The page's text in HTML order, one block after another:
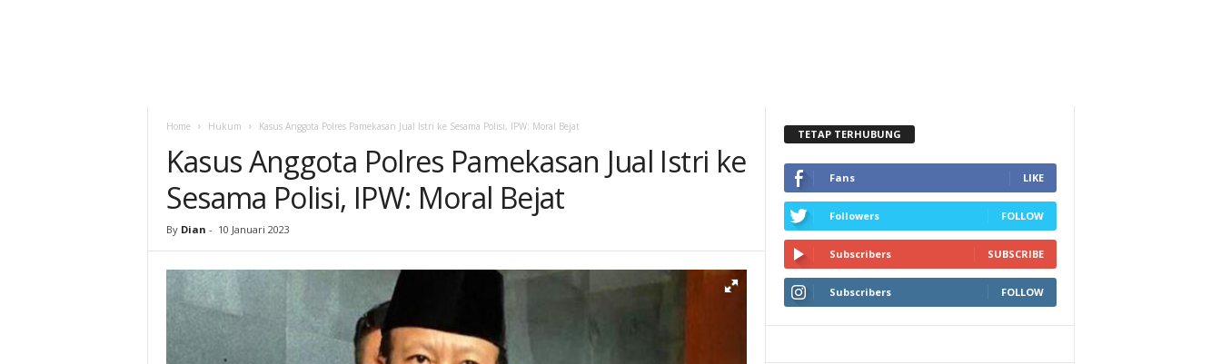
Home Hukum Kasus Anggota Polres Pamekasan Jual Istri ke Sesama Polisi, IPW: Moral Bejat
Kasus Anggota Polres Pamekasan Jual Istri ke
Sesama Polisi, IPW: Moral Bejat
By Dian - 10 Januari 2023
TETAP TERHUBUNG
Fans LIKE
Followers FOLLOW
Subscribers SUBSCRIBE
Subscribers FOLLOW